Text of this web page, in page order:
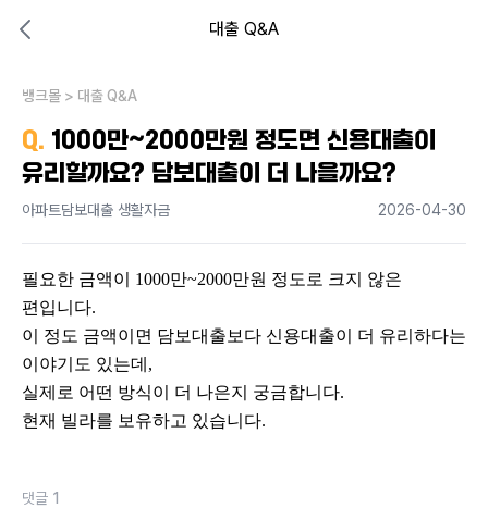
대출 Q&A
내 상황엔 어떤 방법이 있을까?
뱅크몰 > 대출 Q&A
Q. 1000만~2000만원 정도면 신용대출이
유리할까요? 담보대출이 더 나을까요?
아파트담보대출 생활자금 2026-04-30
필요한 금액이 1000만~2000만원 정도로 크지 않은
편입니다.
이 정도 금액이면 담보대출보다 신용대출이 더 유리하다는
이야기도 있는데,
실제로 어떤 방식이 더 나은지 궁금합니다.
현재 빌라를 보유하고 있습니다.
댓글 1